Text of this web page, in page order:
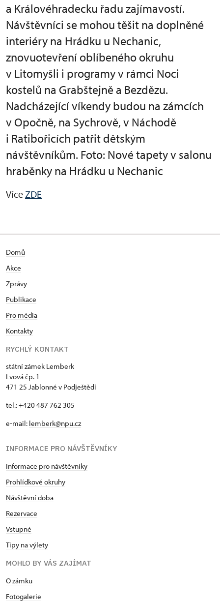
a Královéhradecku řadu zajímavostí.
Návštěvníci se mohou těšit na doplněné
interiéry na Hrádku u Nechanic,
znovuotevření oblíbeného okruhu
v Litomyšli i programy v rámci Noci
kostelů na Grabštejně a Bezdězu.
Nadcházející víkendy budou na zámcích
v Opočně, na Sychrově, v Náchodě
i Ratibořicích patřit dětským
návštěvníkům. Foto: Nové tapety v salonu
hraběnky na Hrádku u Nechanic
VíceZDE
Domů
Akce
Zprávy
Publikace
Pro média
Kontakty
RYCHLÝ KONTAKT
státní zámek Lemberk
Lvová čp. 1
471 25 Jablonné v Podještědí
tel.: +420 487 762 305
e-mail: lemberk@npu.cz
INFORMACE PRO NÁVŠTĚVNÍKY
Informace pro návštěvníky
Prohlídkové okruhy
Návštěvní doba
Rezervace
Vstupné
Tipy na výlety
MOHLO BY VÁS ZAJÍMAT
O zámku
Fotogalerie